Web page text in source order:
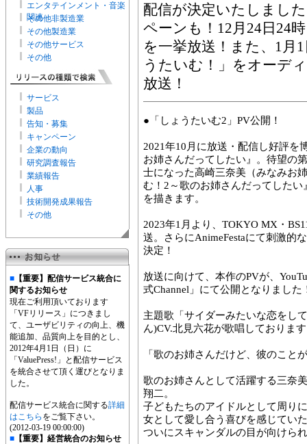
エンタテインメント・音楽
関連
その他非製造業
その他製造業
その他サービス
その他
サービス
製品
告知・募集
キャンペーン
企業の動向
研究調査報告
業績報告
人事
技術開発成果報告
その他
■ 【重要】配信サービス統合に
関するお知らせ
現在ご利用頂いております
「VFリリース」につきまし
て、ユーザビリティの向上、機
能追加、品質向上を目的とし、
2012年4月1日（日）に
「ValuePress!」と配信サービス
を統合させて頂く運びとなりま
した。
配信サービス統合に関する詳細
はこちら をご覧下さい。
(2012-03-19 00:00:00)
■ 【重要】経営統合のお知らせ
配信が決定いたしまし
ペーンも！12月24日24
を一挙放送！また、1月
うたいむ！」をオーデ
放送！
●「しょうたいむ2」PV公開！
2021年10月に放送・配信し好評を
お姉さんだってしたい』。待望の
士になった高崎三奈美（みなみお
む！2～歌のお姉さんだってした
を描きます。
2023年1月より、TOKYO MX・
送。さらにAnimeFestaにて刺激的
決定！
放送に向けて、本作のPVが、
式Channel」にて公開となりました
主題歌「サイダーみたいな恋をし
ん)CV.北見六花が歌唱しておりま
「歌のお姉さんだけど、彼のこと
歌のお姉さんとして活躍する三奈
翔二。
子どもたちのアイドルとして周り
女として愛し合う喜びを感じてい
ついにスキャンダルの目が向けら